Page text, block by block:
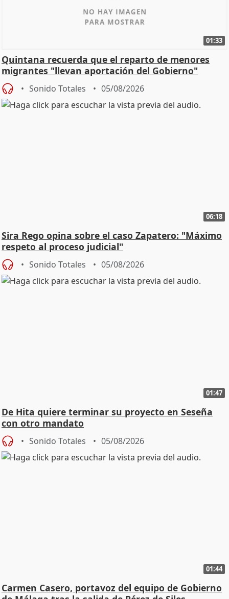
01:33
Quintana recuerda que el reparto de menores
migrantes "llevan aportación del Gobierno"
central
Sonido Totales 05/08/2026
06:18
Sira Rego opina sobre el caso Zapatero: "Máximo
respeto al proceso judicial"
Sonido Totales 05/08/2026
01:47
De Hita quiere terminar su proyecto en Seseña
con otro mandato
Sonido Totales 05/08/2026
01:44
Carmen Casero, portavoz del equipo de Gobierno